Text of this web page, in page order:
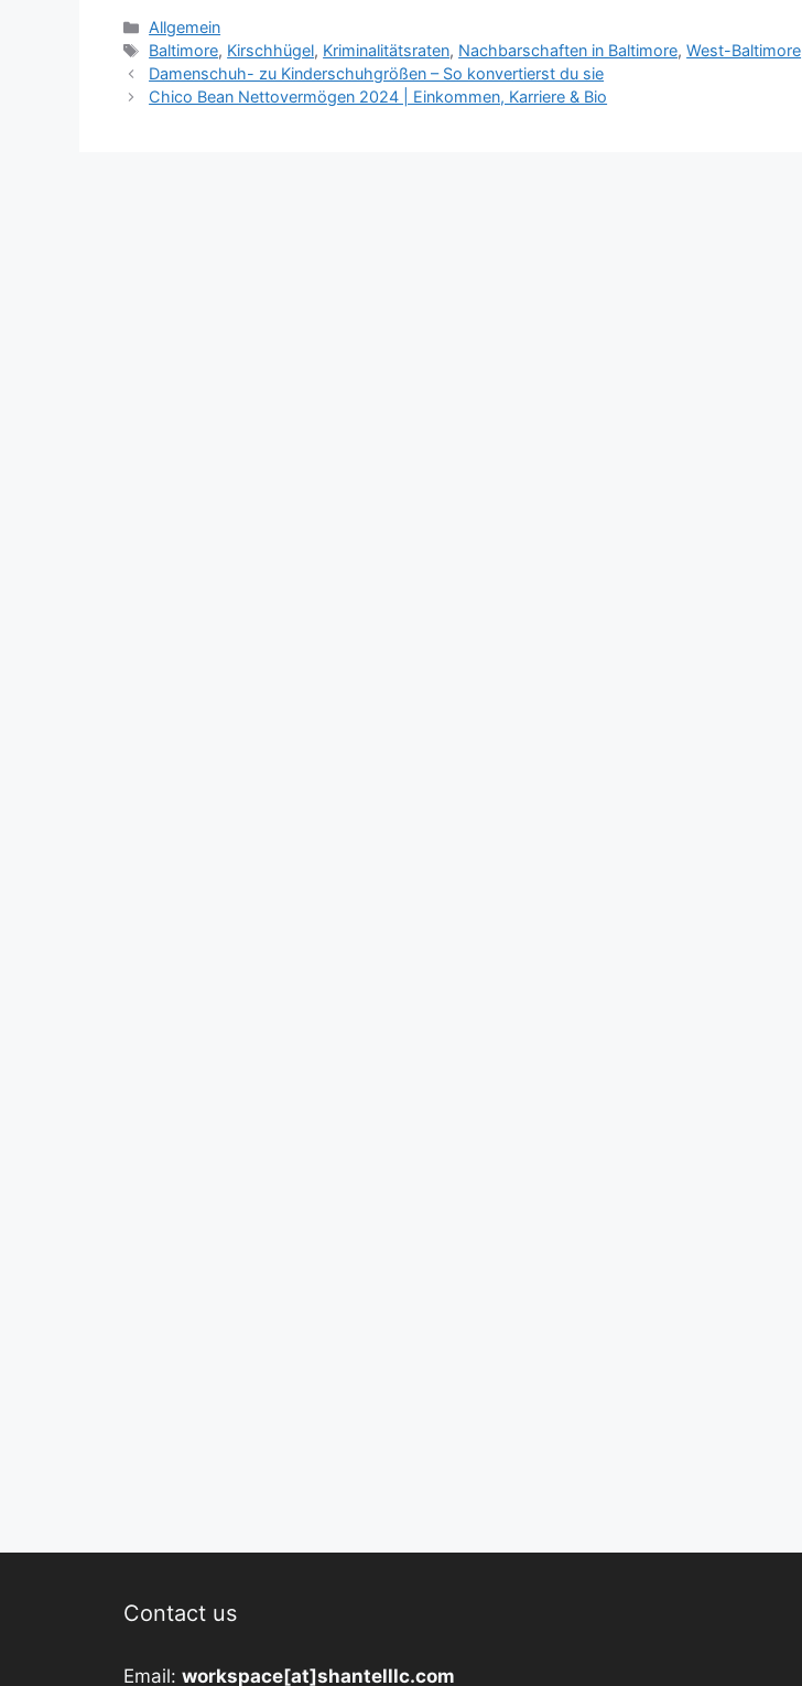
Categories
Allgemein
Tags
Baltimore, Kirschhügel, Kriminalitätsraten, Nachbarschaften in Baltimore,West-Baltimore
Damenschuh- zu Kinderschuhgrößen – So konvertierst du sie
Chico Bean Nettovermögen 2024 | Einkommen, Karriere & Bio
Contact us
Email: workspace[at]shantelllc.com